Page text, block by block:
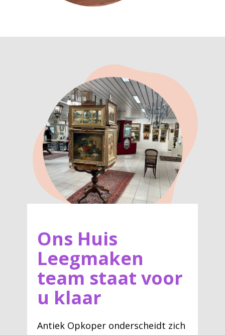
Ons Huis
Leegmaken
team staat voor
u klaar
Antiek Opkoper onderscheidt zich